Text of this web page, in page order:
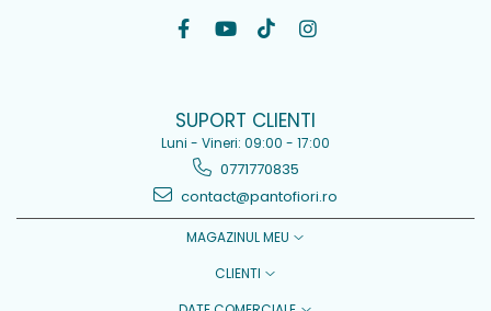
SUPORT CLIENTI
Luni - Vineri: 09:00 - 17:00
0771770835
contact@pantofiori.ro
MAGAZINUL MEU
CLIENTI